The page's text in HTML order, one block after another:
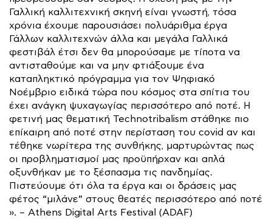
Γαλλική καλλιτεχνική σκηνή είναι γνωστή, τόσα
χρόνια έχουμε παρουσιάσει πολυάριθμα έργα
Γάλλων καλλιτεχνών άλλα και μεγάλα Γαλλικά
φεστιβάλ έτσι δεν θα μπορούσαμε με τίποτα να
αντισταθούμε και να μην φτιάξουμε ένα
καταπληκτικό πρόγραμμα για τον Ψηφιακό
Νοέμβριο ειδικά τώρα που κόσμος στα σπίτια του
έχει ανάγκη ψυχαγωγίας περισσότερο από ποτέ. Η
φετινή μας θεματική Technotribalism στάθηκε πιο
επίκαιρη από ποτέ στην περίσταση του covid αν και
τέθηκε νωρίτερα της συνθήκης, μαρτυρώντας πως
οι προβληματισμοί μας προϋπήρχαν και απλά
οξυνθήκαν με το ξέσπασμα τις πανδημίας.
Πιστεύουμε ότι όλα τα έργα και οι δράσεις μας
φέτος “μιλάνε” στους θεατές περισσότερο από ποτέ
». – Athens Digital Arts Festival (ADAF)